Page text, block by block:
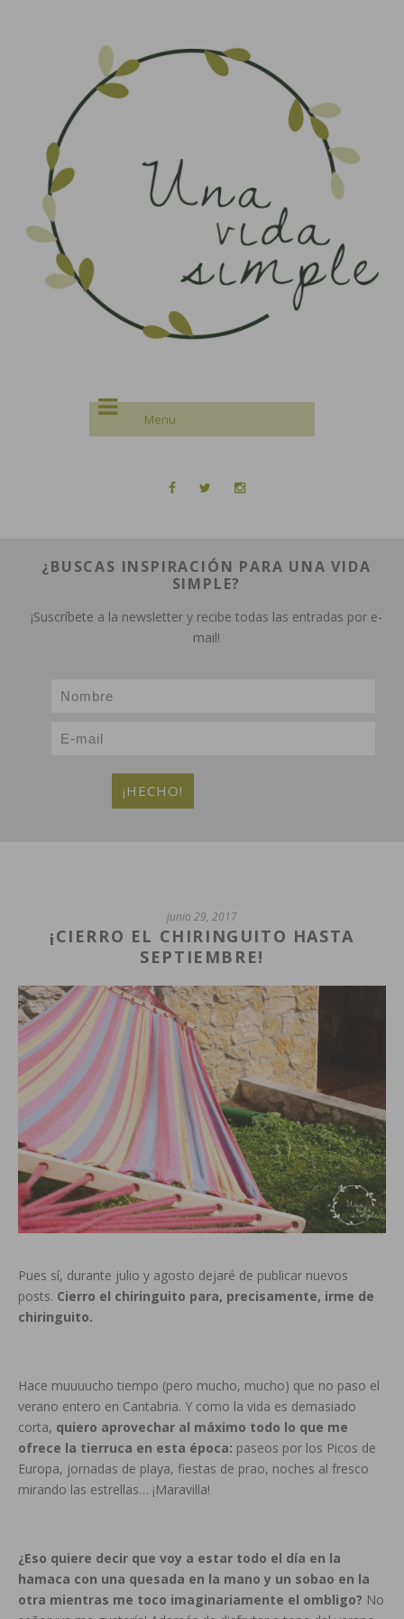
¿BUSCAS INSPIRACIÓN PARA UNA VIDA
SIMPLE?
¡Suscríbete a la newsletter y recibe todas las entradas por e-
mail!
junio 29, 2017
¡CIERRO EL CHIRINGUITO HASTA
SEPTIEMBRE!
Pues sí, durante julio y agosto dejaré de publicar nuevos
posts. Cierro el chiringuito para, precisamente, irme de
chiringuito.
Hace muuuucho tiempo (pero mucho, mucho) que no paso el
verano entero en Cantabria. Y como la vida es demasiado
corta, quiero aprovechar al máximo todo lo que me
ofrece la tierruca en esta época: paseos por los Picos de
Europa, jornadas de playa, fiestas de prao, noches al fresco
mirando las estrellas… ¡Maravilla!
¿Eso quiere decir que voy a estar todo el día en la
hamaca con una quesada en la mano y un sobao en la
otra mientras me toco imaginariamente el ombligo? No